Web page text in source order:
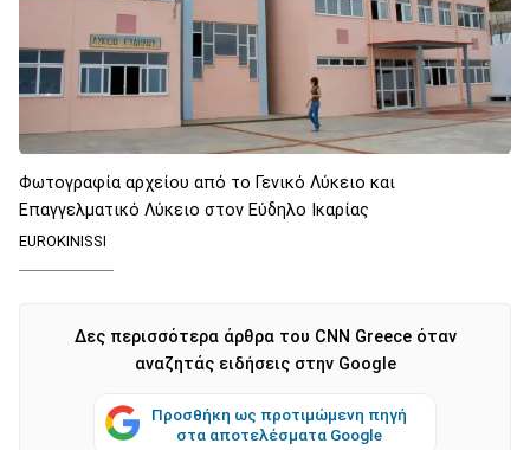
Φωτογραφία αρχείου από το Γενικό Λύκειο και
Επαγγελματικό Λύκειο στον Εύδηλο Ικαρίας
EUROKINISSI
Δες περισσότερα άρθρα του CNN Greece όταν
αναζητάς ειδήσεις στην Google
Προσθήκη ως προτιμώμενη πηγή
στα αποτελέσματα Google